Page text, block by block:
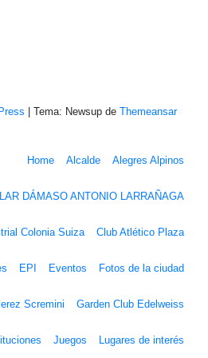
Tema: Newsup de Themeansar
Home Alcalde Alegres Alpinos
DÁMASO ANTONIO LARRAÑAGA
Colonia Suiza Club Atlético Plaza
EPI Eventos Fotos de la ciudad
Scremini Garden Club Edelweiss
Juegos Lugares de interés